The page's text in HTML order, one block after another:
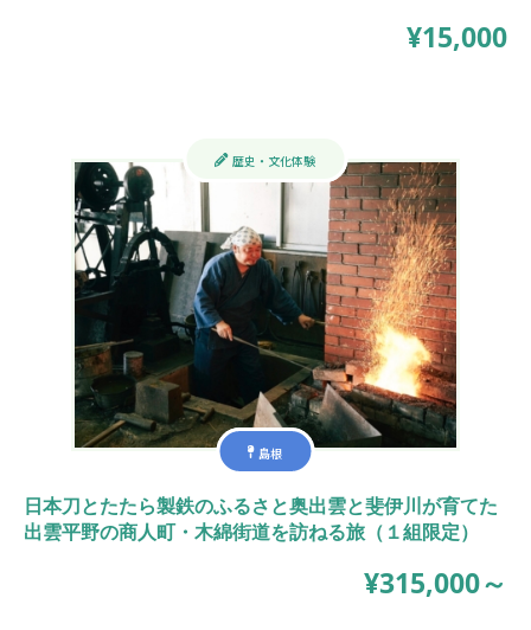
¥15,000
島根
歴史・文化体験
日本刀とたたら製鉄のふるさと奥出雲と斐伊川が育てた
出雲平野の商人町・木綿街道を訪ねる旅（１組限定）
¥315,000～